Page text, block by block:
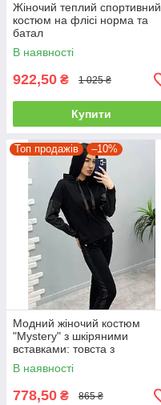
Жіночий теплий спортивний
костюм на флісі норма та
батал
В наявності
922,50 ₴ 1 025 ₴
Купити
Топ продажів –10%
Модний жіночий костюм
"Mystery" з шкіряними
вставками: товста з
капюшоном і штани на
манжетах чорний
В наявності
778,50 ₴ 865 ₴